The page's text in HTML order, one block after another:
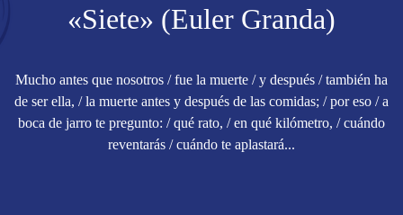
«Siete» (Euler Granda)
Mucho antes que nosotros / fue la muerte / y después / también ha
de ser ella, / la muerte antes y después de las comidas; / por eso / a
boca de jarro te pregunto: / qué rato, / en qué kilómetro, / cuándo
reventarás / cuándo te aplastará...